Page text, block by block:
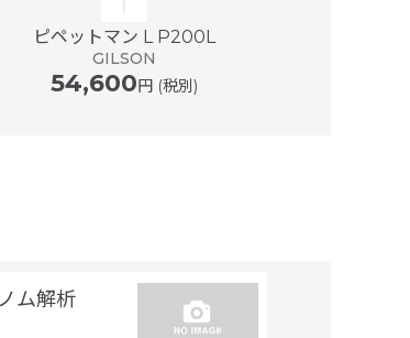
ピペットマン L P200L
GILSON
54,600円 (税別)
ム解析